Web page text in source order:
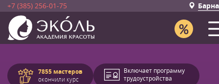
+7 (385) 256-01-75
7855 мастеров
окончили курс
Включает программу
трудоустройства